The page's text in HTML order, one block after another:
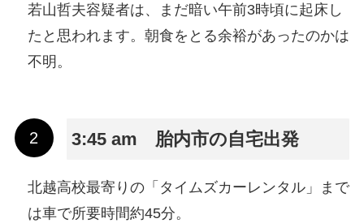
若山哲夫容疑者は、まだ暗い午前3時頃に起床し
たと思われます。朝食をとる余裕があったのかは
不明。
3:45 am 胎内市の自宅出発
北越高校最寄りの「タイムズカーレンタル」まで
は車で所要時間約45分。